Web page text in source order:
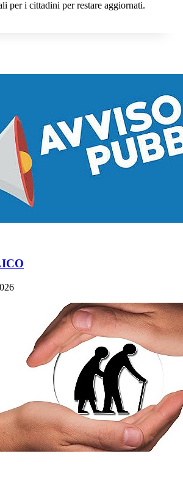
per i cittadini per restare aggiornati.